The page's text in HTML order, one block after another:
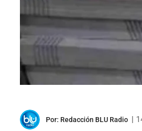
Por: Redacción BLU Radio